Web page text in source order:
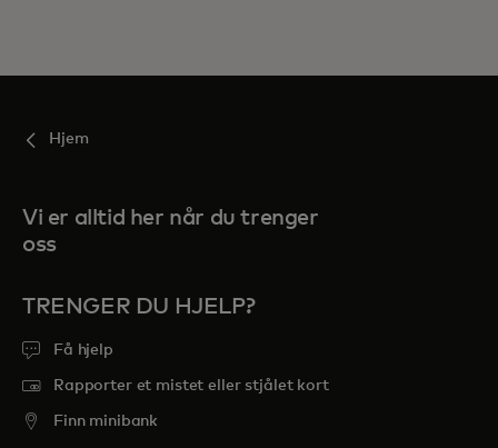
Hjem
Vi er alltid her når du trenger
oss
TRENGER DU HJELP?
Få hjelp
Rapporter et mistet eller stjålet kort
Finn minibank